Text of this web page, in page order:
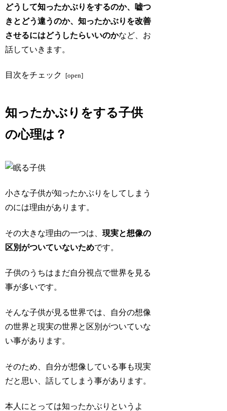
どうして知ったかぶりをするのか、嘘つ
きとどう違うのか、知ったかぶりを改善
させるにはどうしたらいいのかなど、お
話していきます。
目次をチェック
知ったかぶりをする子供
の心理は？
小さな子供が知ったかぶりをしてしまう
のには理由があります。
その大きな理由の一つは、現実と想像の
区別がついていないためです。
子供のうちはまだ自分視点で世界を見る
事が多いです。
そんな子供が見る世界では、自分の想像
の世界と現実の世界と区別がついていな
い事があります。
そのため、自分が想像している事も現実
だと思い、話してしまう事があります。
本人にとっては知ったかぶりというよ